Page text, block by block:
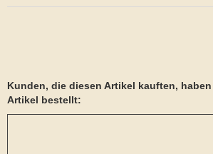
Kunden, die diesen Artikel kauften,
Artikel bestellt: